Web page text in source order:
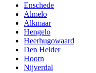
Enschede
Almelo
Alkmaar
Hengelo
Heerhugowaard
Den Helder
Hoorn
Nijverdal